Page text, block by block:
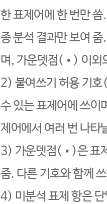
한 표제어에 한 번만
종 분석 결과만 보여
며, 가운뎃점(•) 이외
2) 붙여쓰기 허용 기호
수 있는 표제어에 쓰이
제어에서 여러 번 나타
3) 가운뎃점(•)은 표
줌. 다른 기호와 함께
4) 미분석 표제 항은